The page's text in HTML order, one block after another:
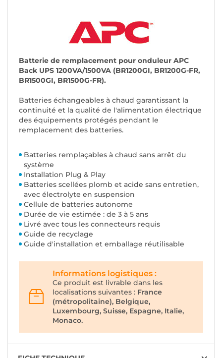
Batterie de remplacement pour onduleur APC
Back UPS 1200VA/1500VA (BR1200GI, BR1200G-FR,
BR1500GI, BR1500G-FR).
Batteries échangeables à chaud garantissant la
continuité et la qualité de l'alimentation électrique
des équipements protégés pendant le
remplacement des batteries.
Batteries remplaçables à chaud sans arrêt du
système
Installation Plug & Play
Batteries scellées plomb et acide sans entretien,
avec électrolyte en suspension
Cellule de batteries autonome
Durée de vie estimée : de 3 à 5 ans
Livré avec tous les connecteurs requis
Guide de recyclage
Guide d'installation et emballage réutilisable
Informations logistiques :
Ce produit est livrable dans les
localisations suivantes : France
(métropolitaine), Belgique,
Luxembourg, Suisse, Espagne, Italie,
Monaco.